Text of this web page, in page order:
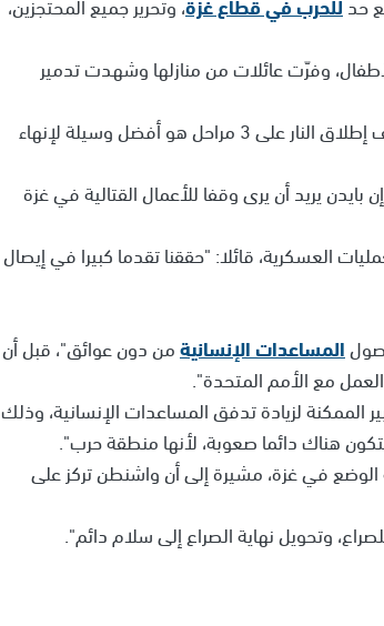
وفرّت عائلات من منازلها وشهدت تدمير
وقال الرئيس الأميركي إنه يؤمن بأن الاقتراح الذي قدمته إسرائيل لوقف إطلاق النار على 3 مراحل هو أفضل وسيلة لإنهاء
يريد أن يرى وقفا للأعمال القتالية في غزة
العسكرية، قائلا: "حققنا تقدما كبيرا في إيصال
المساعدات الإنسانيةمن دون عوائق"، قبل أن
مع الأمم المتحدة".
الممكنة لزيادة تدفق المساعدات الإنسانية، وذلك
هناك دائما صعوبة، لأنها منطقة حرب".
الوضع في غزة، مشيرة إلى أن واشنطن تركز على
وتحويل نهاية الصراع إلى سلام دائم".